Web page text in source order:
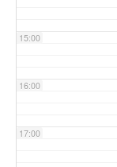
15:00
16:00
17:00